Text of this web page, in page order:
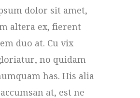
dolor sit amet,
altera ex, fierent
duo at. Cu vix
no quidam
has. His alia
at, est ne